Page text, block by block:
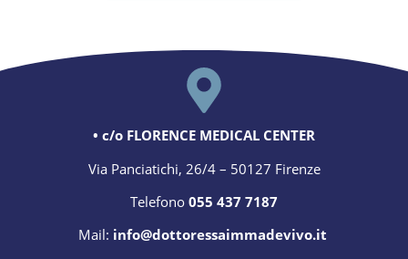
• c/o FLORENCE MEDICAL CENTER
Via Panciatichi, 26/4 – 50127 Firenze
Telefono 055 437 7187
Mail: info@dottoressaimmadevivo.it